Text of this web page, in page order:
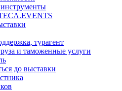
турагент
и таможенные услуги
до выставки